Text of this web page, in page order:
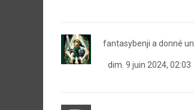
fantasybenji a donné un
dim. 9 juin 2024, 02:03